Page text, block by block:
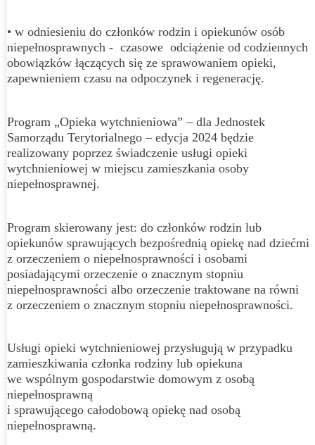
• w odniesieniu do członków rodzin i opiekunów osób
niepełnosprawnych - czasowe odciążenie od codziennych
obowiązków łączących się ze sprawowaniem opieki,
zapewnieniem czasu na odpoczynek i regenerację.
Program „Opieka wytchnieniowa” – dla Jednostek
Samorządu Terytorialnego – edycja 2024 będzie
realizowany poprzez świadczenie usługi opieki
wytchnieniowej w miejscu zamieszkania osoby
niepełnosprawnej.
Program skierowany jest: do członków rodzin lub
opiekunów sprawujących bezpośrednią opiekę nad dziećmi
z orzeczeniem o niepełnosprawności i osobami
posiadającymi orzeczenie o znacznym stopniu
niepełnosprawności albo orzeczenie traktowane na równi
z orzeczeniem o znacznym stopniu niepełnosprawności.
Usługi opieki wytchnieniowej przysługują w przypadku
zamieszkiwania członka rodziny lub opiekuna
we wspólnym gospodarstwie domowym z osobą
niepełnosprawną
i sprawującego całodobową opiekę nad osobą
niepełnosprawną.